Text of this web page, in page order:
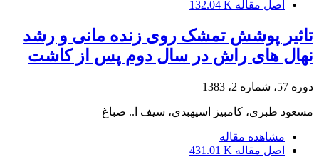
اصل مقاله 132.04 K
تاثیر پوشش تمشک روی زنده مانی و رشد
نهال های راش در سال دوم پس از کاشت
دوره 57، شماره 2، 1383
مسعود طبری، کامبیز اسپهبدی، سیف ا.. صباغ
مشاهده مقاله
اصل مقاله 431.01 K